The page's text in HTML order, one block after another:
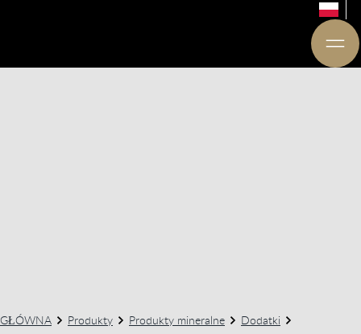
GŁÓWNA Produkty Produkty mineralne
Dodatki